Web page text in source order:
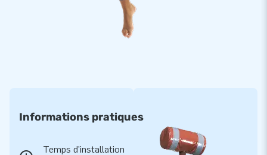
Koop deze poppen van een halve Abraham en Sarah en
te springen. Vaak letterlijk en wereldwijd. JB’s designers,
ontwikkelaars en logistiek medewerkers leveren unieke
opblaasattracties voor groot plezier! Onze klanten zijn altijd
Informations pratiques
Temps d'installation